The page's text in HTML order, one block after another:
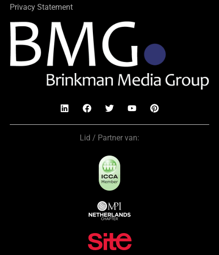
Privacy Statement
Lid / Partner van: